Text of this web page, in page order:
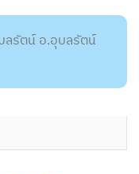
ลรัตน์ อ.อุบลรัตน์